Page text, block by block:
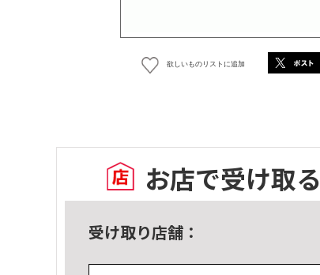
欲しいものリストに追加
お店で受け取る
受け取り店舗：